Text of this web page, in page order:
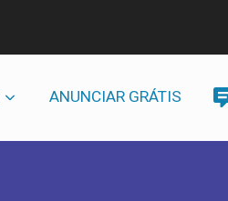
ANUNCIAR GRÁTIS